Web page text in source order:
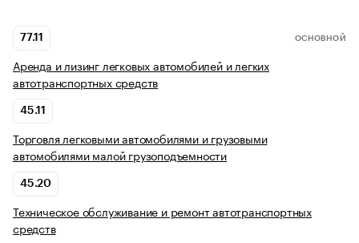
77.11 ОСНОВНОЙ
Аренда и лизинг легковых автомобилей и легких
автотранспортных средств
45.11
Торговля легковыми автомобилями и грузовыми
автомобилями малой грузоподъемности
45.20
Техническое обслуживание и ремонт автотранспортных
средств